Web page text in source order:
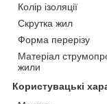
Колір ізоляції
Скрутка жил
Форма перерізу
Матеріал
жили
Користувацькі